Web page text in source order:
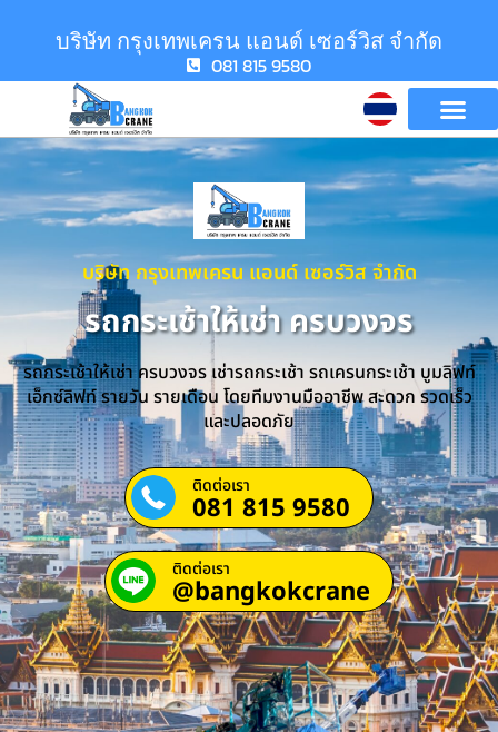
บริษัท กรุงเทพเครน แอนด์ เซอร์วิส จำกัด
081 815 9580
บริษัท กรุงเทพเครน แอนด์ เซอร์วิส จำกัด
รถกระเช้าให้เช่า ครบวงจร
รถกระเช้าให้เช่า ครบวงจร เช่ารถกระเช้า รถเครนกระเช้า บูมลิฟท์
เอ็กซ์ลิฟท์ รายวัน รายเดือน โดยทีมงานมืออาชีพ สะดวก รวดเร็ว
และปลอดภัย
ติดต่อเรา
081 815 9580
ติดต่อเรา
@bangkokcrane